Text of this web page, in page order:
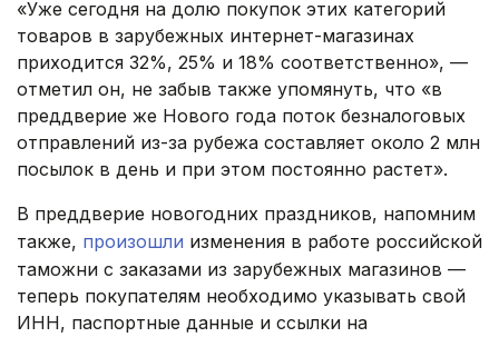
«Уже сегодня на долю покупок этих категорий
товаров в зарубежных интернет-магазинах
приходится 32%, 25% и 18% соответственно», —
отметил он, не забыв также упомянуть, что «в
преддверие же Нового года поток безналоговых
отправлений из-за рубежа составляет около 2 млн
посылок в день и при этом постоянно растет».
В преддверие новогодних праздников, напомним
также, произошли изменения в работе российской
таможни с заказами из зарубежных магазинов —
теперь покупателям необходимо указывать свой
ИНН, паспортные данные и ссылки на